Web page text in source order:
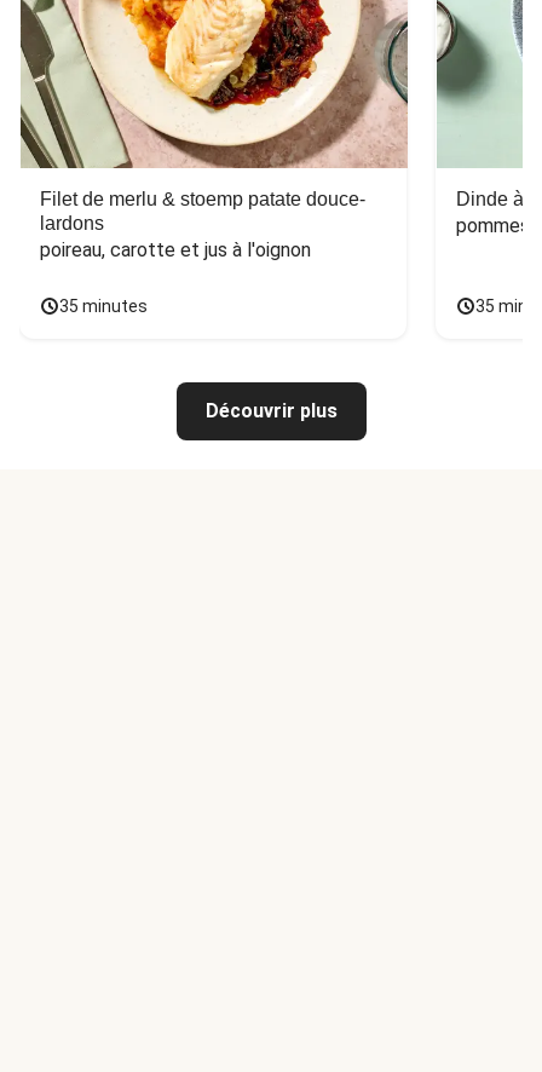
Filet de merlu & stoemp patate douce-
lardons
poireau, carotte et jus à l'oignon
35 minutes
Dinde à
pommes
35
Découvrir plus